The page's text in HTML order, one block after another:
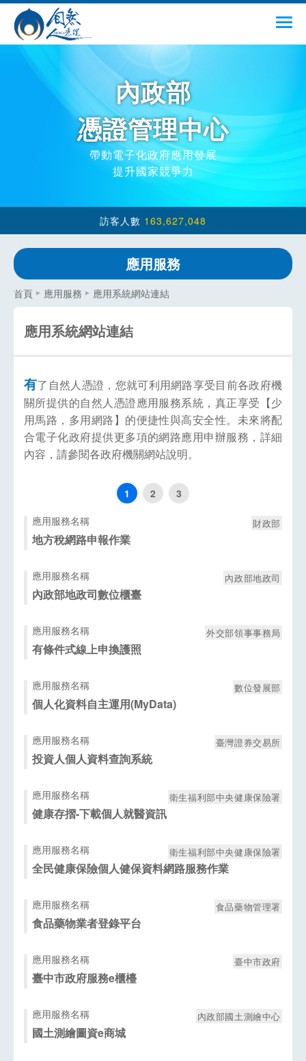
跳到主要內容
menu
163,627,048
內政部
憑證管理中心
帶動電子化政府應用發展
提升國家競爭力
應用服務
:::
首頁 應用服務 應用系統網站連結
應用系統網站連結
有了自然人憑證，您就可利用網路享受目前各政府機
關所提供的自然人憑證應用服務系統，真正享受【少
用馬路，多用網路】的便捷性與高安全性。未來將配
合電子化政府提供更多項的網路應用申辦服務，詳細
內容，請參閱各政府機關網站說明。
應用服務名稱 財政部
地方稅網路申報作業
應用服務名稱 內政部地政司
內政部地政司數位櫃臺
應用服務名稱 外交部領事事務局
有條件式線上申換護照
應用服務名稱 數位發展部
個人化資料自主運用(MyData)
應用服務名稱 臺灣證券交易所
投資人個人資料查詢系統
應用服務名稱 衛生福利部中央健康保險署
健康存摺-下載個人就醫資訊
應用服務名稱 衛生福利部中央健康保險署
全民健康保險個人健保資料網路服務作業
應用服務名稱 食品藥物管理署
食品藥物業者登錄平台
應用服務名稱 臺中市政府
臺中市政府服務e櫃檯
應用服務名稱 內政部國土測繪中心
國土測繪圖資e商城
1 2 3